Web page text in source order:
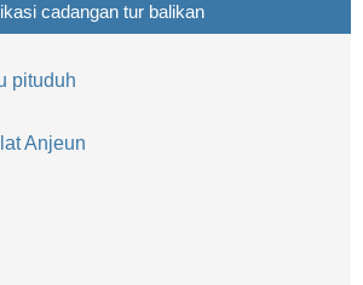
cadangan tur balikan
pituduh
Anjeun